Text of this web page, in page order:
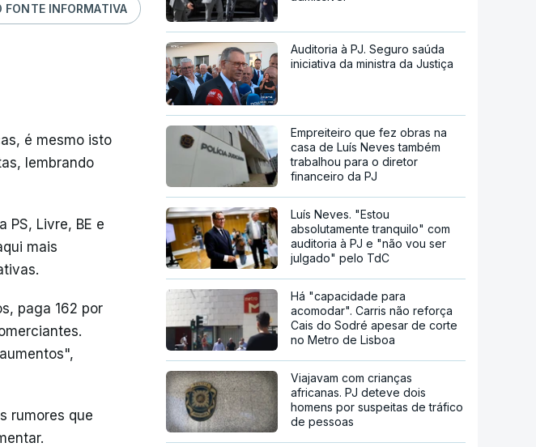
FONTE INFORMATIVA
é mesmo isto
lembrando
PS, Livre, BE e
mais
paga 162 por
rumores que
Auditoria à PJ. Seguro saúda
iniciativa da ministra da Justiça
Empreiteiro que fez obras na
casa de Luís Neves também
trabalhou para o diretor
financeiro da PJ
Luís Neves. "Estou
absolutamente tranquilo" com
auditoria à PJ e "não vou ser
julgado" pelo TdC
Há "capacidade para
acomodar". Carris não reforça
Cais do Sodré apesar de corte
no Metro de Lisboa
Viajavam com crianças
africanas. PJ deteve dois
homens por suspeitas de tráfico
de pessoas